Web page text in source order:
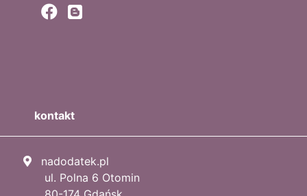
kontakt
nadodatek.pl
ul. Polna 6 Otomin